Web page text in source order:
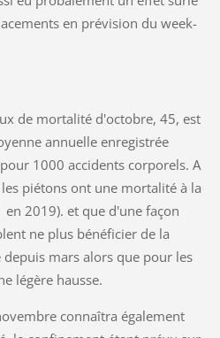
en prévision du week-
de mortalité d'octobre, 45, est
annuelle enregistrée
1000 accidents corporels. A
piétons ont une mortalité à la
en 2019). et que d'une façon
ne plus bénéficier de la
mars alors que pour les
légère hausse.
connaîtra également